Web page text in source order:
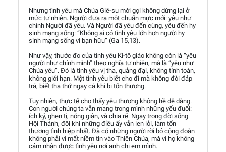
Nhưng tình yêu mà Chúa Giê-su mời gọi không dừng lại ở
mức tự nhiên. Người đưa ra một chuẩn mực mới: yêu như
chính Người đã yêu. Và Người đã yêu đến cùng, yêu đến hy
sinh mạng sống: “Không ai có tình yêu lớn hơn người hy
sinh mạng sống vì bạn hữu” (Ga 15,13).
Như vậy, thước đo của tình yêu Ki-tô giáo không còn là “yêu
người như chính mình” theo nghĩa tự nhiên, mà là “yêu như
Chúa yêu”. Đó là tình yêu vị tha, quảng đại, không tính toán,
không giới hạn. Một tình yêu biết cho đi mà không đòi đáp
trả, biết tha thứ ngay cả khi bị tổn thương.
Tuy nhiên, thực tế cho thấy yêu thương không hề dễ dàng.
Con người chúng ta vẫn mang trong mình những yếu đuối:
ích kỷ, ghen tị, nóng giận, và chia rẽ. Ngay trong đời sống
Hội Thánh, đôi khi những điều ấy vẫn len lỏi, làm tổn
thương tình hiệp nhất. Đã có những người rời bỏ cộng đoàn
không phải vì mất niềm tin vào Thiên Chúa, mà vì họ không
cảm nhận được tình yêu nơi anh chị em mình.